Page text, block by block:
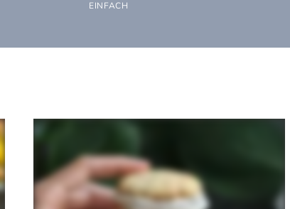
EINFACH